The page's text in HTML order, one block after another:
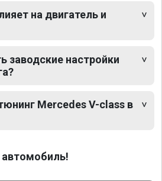
на двигатель и
заводские настройки
Mercedes V-class в
автомобиль!